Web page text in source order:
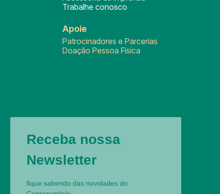
Trabalhe conosco
Apoie
Patrocinadores e Parcerias
Doação Pessoa Física